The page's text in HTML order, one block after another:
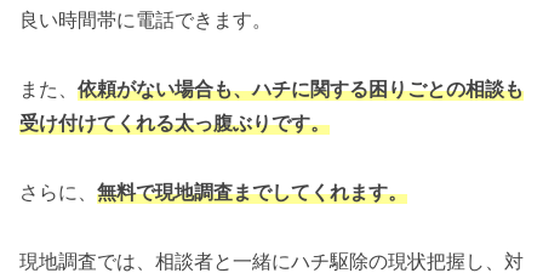
良い時間帯に電話できます。
また、 依頼がない場合も、ハチに関する困りごとの相談も
受け付けてくれる太っ腹ぶりです。
さらに、 無料で現地調査までしてくれます。
現地調査では、相談者と一緒にハチ駆除の現状把握し、対